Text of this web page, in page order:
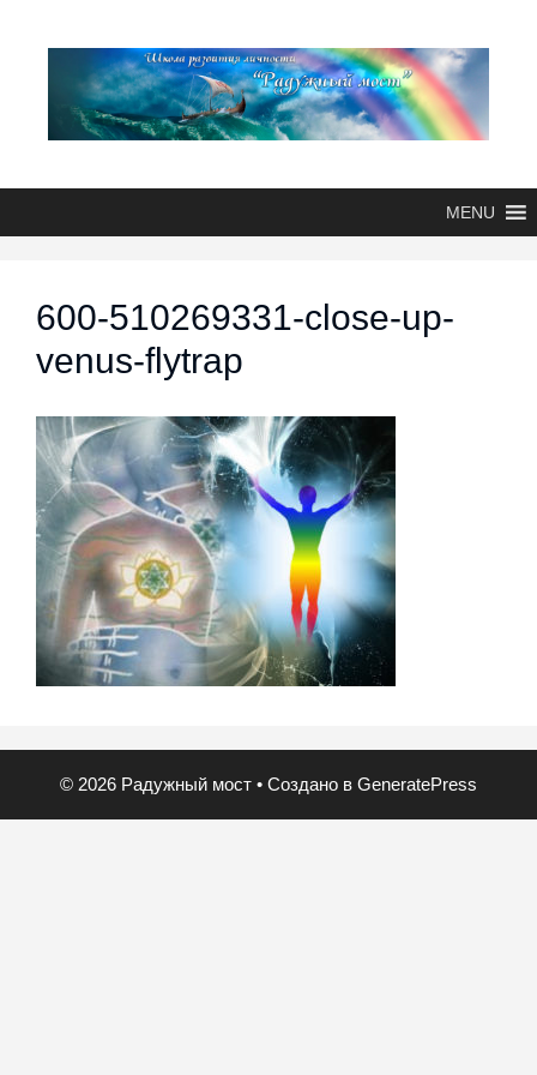
MENU
600-510269331-close-up-
venus-flytrap
© 2026 Радужный мост • Создано в GeneratePress